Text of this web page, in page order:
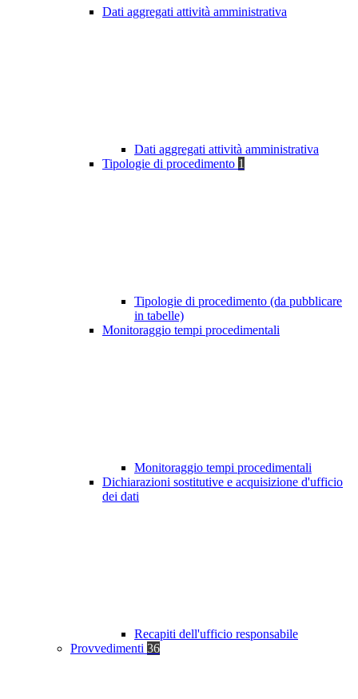
Dati aggregati attività amministrativa
Dati aggregati attività amministrativa
Tipologie di procedimento 1
Tipologie di procedimento (da pubblicare
in tabelle)
Monitoraggio tempi procedimentali
Monitoraggio tempi procedimentali
Dichiarazioni sostitutive e acquisizione d'ufficio
dei dati
Recapiti dell'ufficio responsabile
Provvedimenti 36